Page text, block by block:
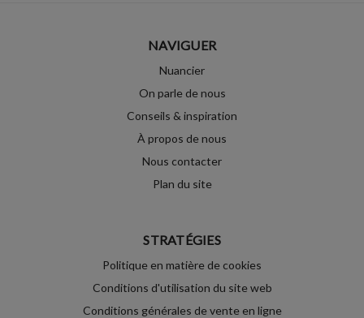
NAVIGUER
Nuancier
On parle de nous
Conseils & inspiration
À propos de nous
Nous contacter
Plan du site
STRATÉGIES
Politique en matière de cookies
Conditions d'utilisation du site web
Conditions générales de vente en ligne